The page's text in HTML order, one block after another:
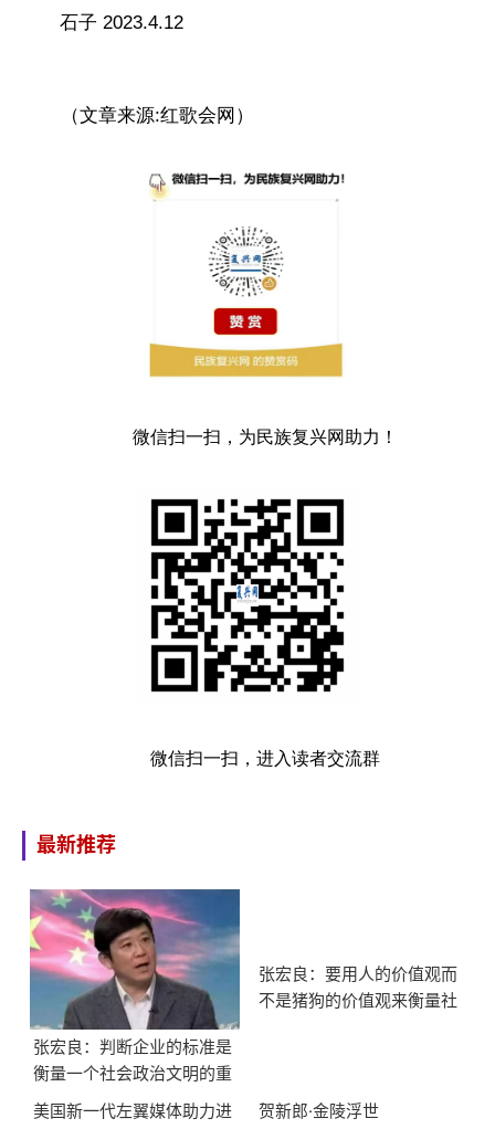
石子 2023.4.12
（文章来源:红歌会网）
微信扫一扫，为民族复兴网助力！
微信扫一扫，进入读者交流群
最新推荐
张宏良：判断企业的标准是
衡量一个社会政治文明的重
要标志
张宏良：要用人的价值观而
不是猪狗的价值观来衡量社
美国新一代左翼媒体助力进
贺新郎·金陵浮世